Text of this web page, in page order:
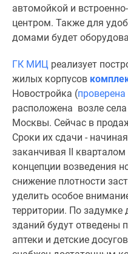
Коттеджные
поселки
Бизнес-
центры
Коттеджи
Скидки
акции
Макс
автомойкой и
центром. Также для
домами будет
ГК МИЦ реализует
жилых корпусов
Новостройка (
расположена возле
Москвы. Сейчас в
Сроки их сдачи -
заканчивая II
концепции возведения
снижение плотности
уделить особое
территории. По задумке
зданий будут отведены
аптеки и детские